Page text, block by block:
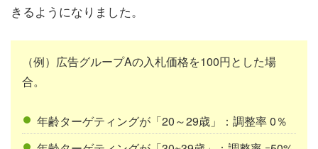
きるようになりました。
（例）広告グループAの入札価格を100円とした場
合。
年齢ターゲティングが「20～29歳」：調整率 0％